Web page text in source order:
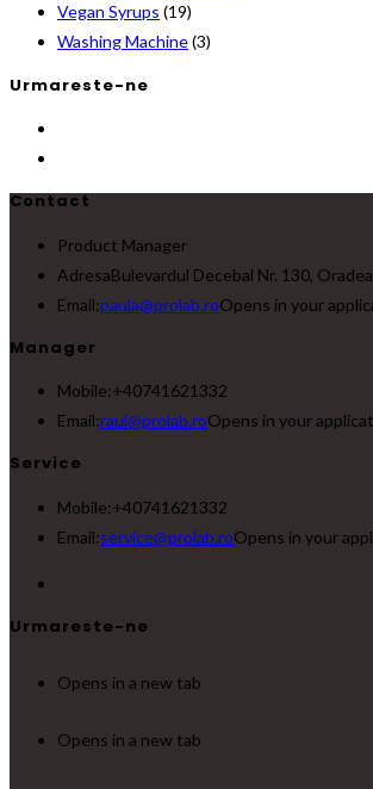
Vegan Syrups (19)
Washing Machine(3)
Urmareste-ne
Contact
Product Manager
AdresaBulevardul Decebal Nr. 130,
Email:paula@prolab.roOpens in your
Manager
Mobile:+40741621332
Email:raul@prolab.roOpens in your
Service
Mobile:+40741621332
Email:service@prolab.roOpens in your
Urmareste-ne
Opens in a new tab
Opens in a new tab